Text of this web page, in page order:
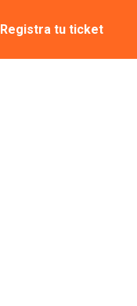
Registra tu ticket